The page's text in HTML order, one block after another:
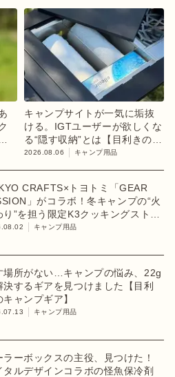
キャンプサイトが一気に垢抜
ける。IGTユーザーが欲しくな
る“隠す収納”とは【目利きのキ
ャンプギア】
2026.08.06 キャンプ用品
CRAFTS×トヨトミ「GEAR
」がコラボ！冬キャンプの“火
り”を担う限定K3クッキングストー
登場
キャンプ用品
場所がない…キャンプの悩み、22g
決するギアを見つけました【目利
キャンプギア】
キャンプ用品
ラーボックスの主役、見つけた！
タルデザインコラボの怪魚保冷剤